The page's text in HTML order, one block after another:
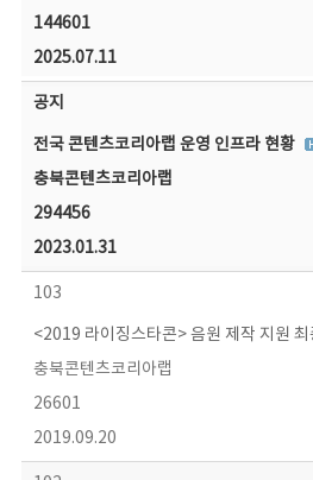
144601
2025.07.11
공지
전국 콘텐츠코리아랩 운영 인프라 현황
충북콘텐츠코리아랩
294456
2023.01.31
103
<2019 라이징스타콘> 음원 제작 지원 최
충북콘텐츠코리아랩
26601
2019.09.20